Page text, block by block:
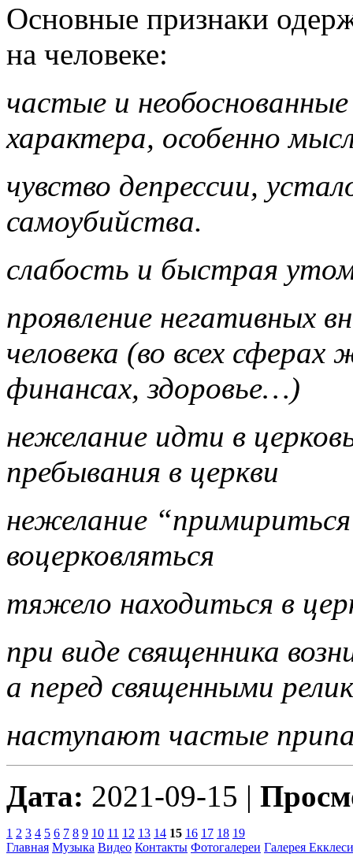
Основные признаки
на человеке:
частые и
характера, особенно
чувство депрессии,
самоубийства.
слабость и быстрая
проявление негативных
человека (во всех
финансах, здоровье…)
нежелание идти в
пребывания в церкви
нежелание
воцерковляться
тяжело находиться в
при виде священника
а перед священными
наступают частые
Дата: 2021-09-15 |
1 2 3 4 5 6 7 8 9 10 11 12 13 14 15 16 17 18 19
Главная Музыка Видео Контакты Фотогалереи Галерея